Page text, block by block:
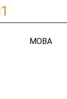
МОВА